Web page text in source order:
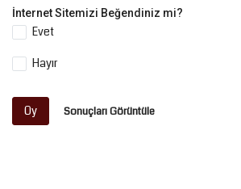
İnternet Sitemizi Beğendiniz mi?
Evet
Hayır
Oy Sonuçları Görüntüle